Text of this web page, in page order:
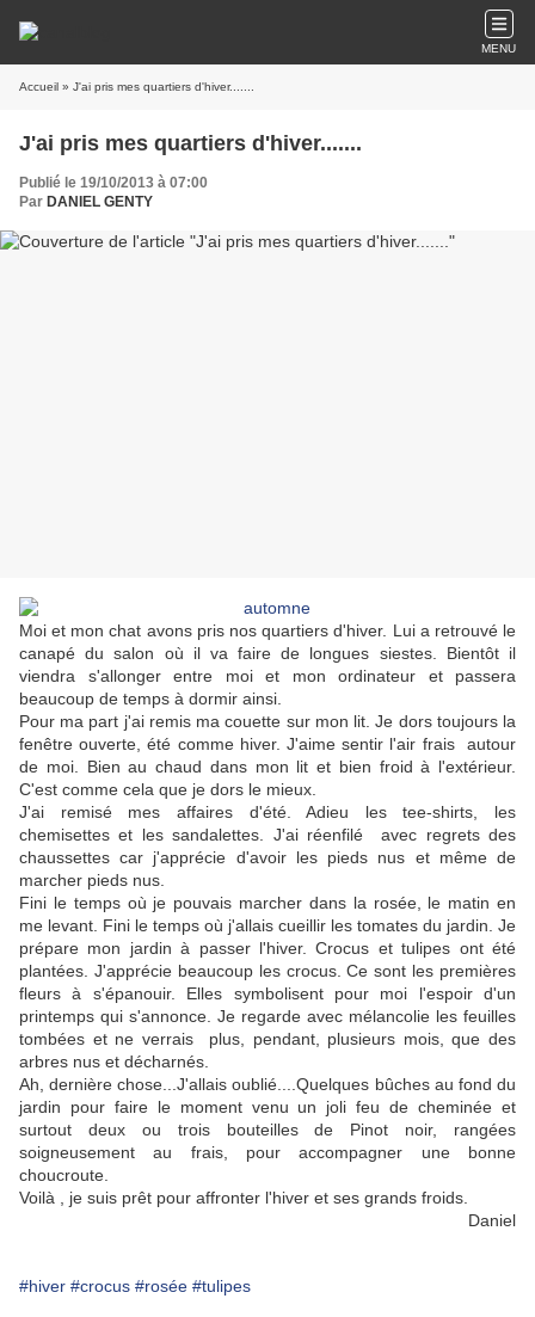
MENU
Accueil » J'ai pris mes quartiers d'hiver.......
J'ai pris mes quartiers d'hiver.......
Publié le 19/10/2013 à 07:00
Par DANIEL GENTY
Moi et mon chat avons pris nos quartiers d'hiver. Lui a retrouvé le
canapé du salon où il va faire de longues siestes. Bientôt il
viendra s'allonger entre moi et mon ordinateur et passera
beaucoup de temps à dormir ainsi.
Pour ma part j'ai remis ma couette sur mon lit. Je dors toujours la
fenêtre ouverte, été comme hiver. J'aime sentir l'air frais autour
de moi. Bien au chaud dans mon lit et bien froid à l'extérieur.
C'est comme cela que je dors le mieux.
J'ai remisé mes affaires d'été. Adieu les tee-shirts, les
chemisettes et les sandalettes. J'ai réenfilé avec regrets des
chaussettes car j'apprécie d'avoir les pieds nus et même de
marcher pieds nus.
Fini le temps où je pouvais marcher dans la rosée, le matin en
me levant. Fini le temps où j'allais cueillir les tomates du jardin. Je
prépare mon jardin à passer l'hiver. Crocus et tulipes ont été
plantées. J'apprécie beaucoup les crocus. Ce sont les premières
fleurs à s'épanouir. Elles symbolisent pour moi l'espoir d'un
printemps qui s'annonce. Je regarde avec mélancolie les feuilles
tombées et ne verrais plus, pendant, plusieurs mois, que des
arbres nus et décharnés.
Ah, dernière chose...J'allais oublié....Quelques bûches au fond du
jardin pour faire le moment venu un joli feu de cheminée et
surtout deux ou trois bouteilles de Pinot noir, rangées
soigneusement au frais, pour accompagner une bonne
choucroute.
Voilà , je suis prêt pour affronter l'hiver et ses grands froids.
Daniel
#hiver #crocus #rosée #tulipes